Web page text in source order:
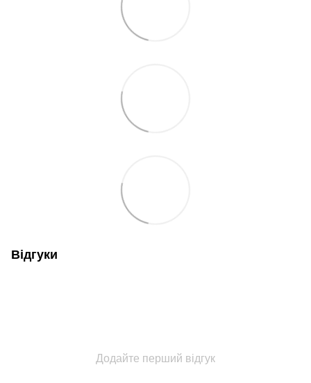
Відгуки
Додайте перший відгук